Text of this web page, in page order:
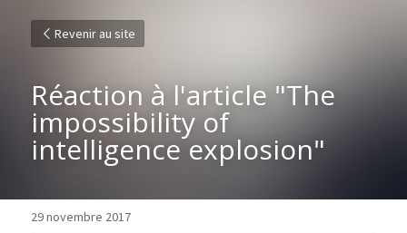
Revenir au site
Réaction à l'article "The
impossibility of
intelligence explosion"
29 novembre 2017